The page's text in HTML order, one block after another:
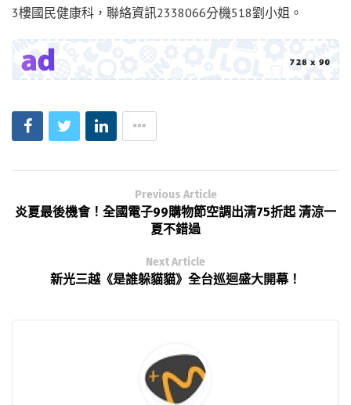
3樓國民健康科，聯絡資訊2338066分機518劉小姐。
Previous Article
炎夏最後機會！全國電子99購物節空調出清75折起 清涼一
夏不錯過
Next Article
新光三越《是誰躲貓貓》全台巡迴盛大開幕！